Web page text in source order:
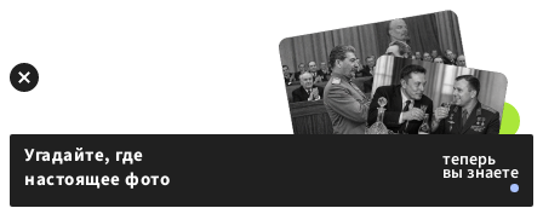
Угадайте, где
настоящее фото